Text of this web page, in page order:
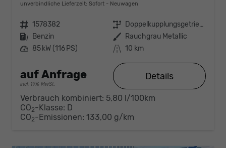
unverbindliche Lieferzeit: Sofort Neuwagen
Fahrzeugnr. 1578382 Getriebe
Doppelkupplungsgetriebe (DSG)
Kraftstoff Benzin Außenfarbe Rauchgrau Metallic
Leistung 85 kW (116 PS) Kilometerstand 10 km
auf Anfrage
incl. 19% MwSt.
Details
Verbrauch kombiniert: 5,80 l/100km
CO2-Klasse: D
CO2-Emissionen: 133,00 g/km